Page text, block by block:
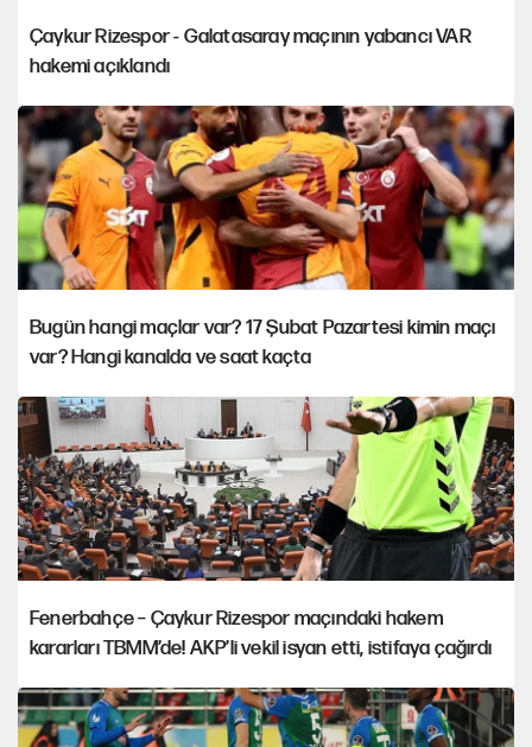
Çaykur Rizespor - Galatasaray maçının yabancı VAR
hakemi açıklandı
Bugün hangi maçlar var? 17 Şubat Pazartesi kimin maçı
var? Hangi kanalda ve saat kaçta
Fenerbahçe – Çaykur Rizespor maçındaki hakem
kararları TBMM’de! AKP’li vekil isyan etti, istifaya çağırdı